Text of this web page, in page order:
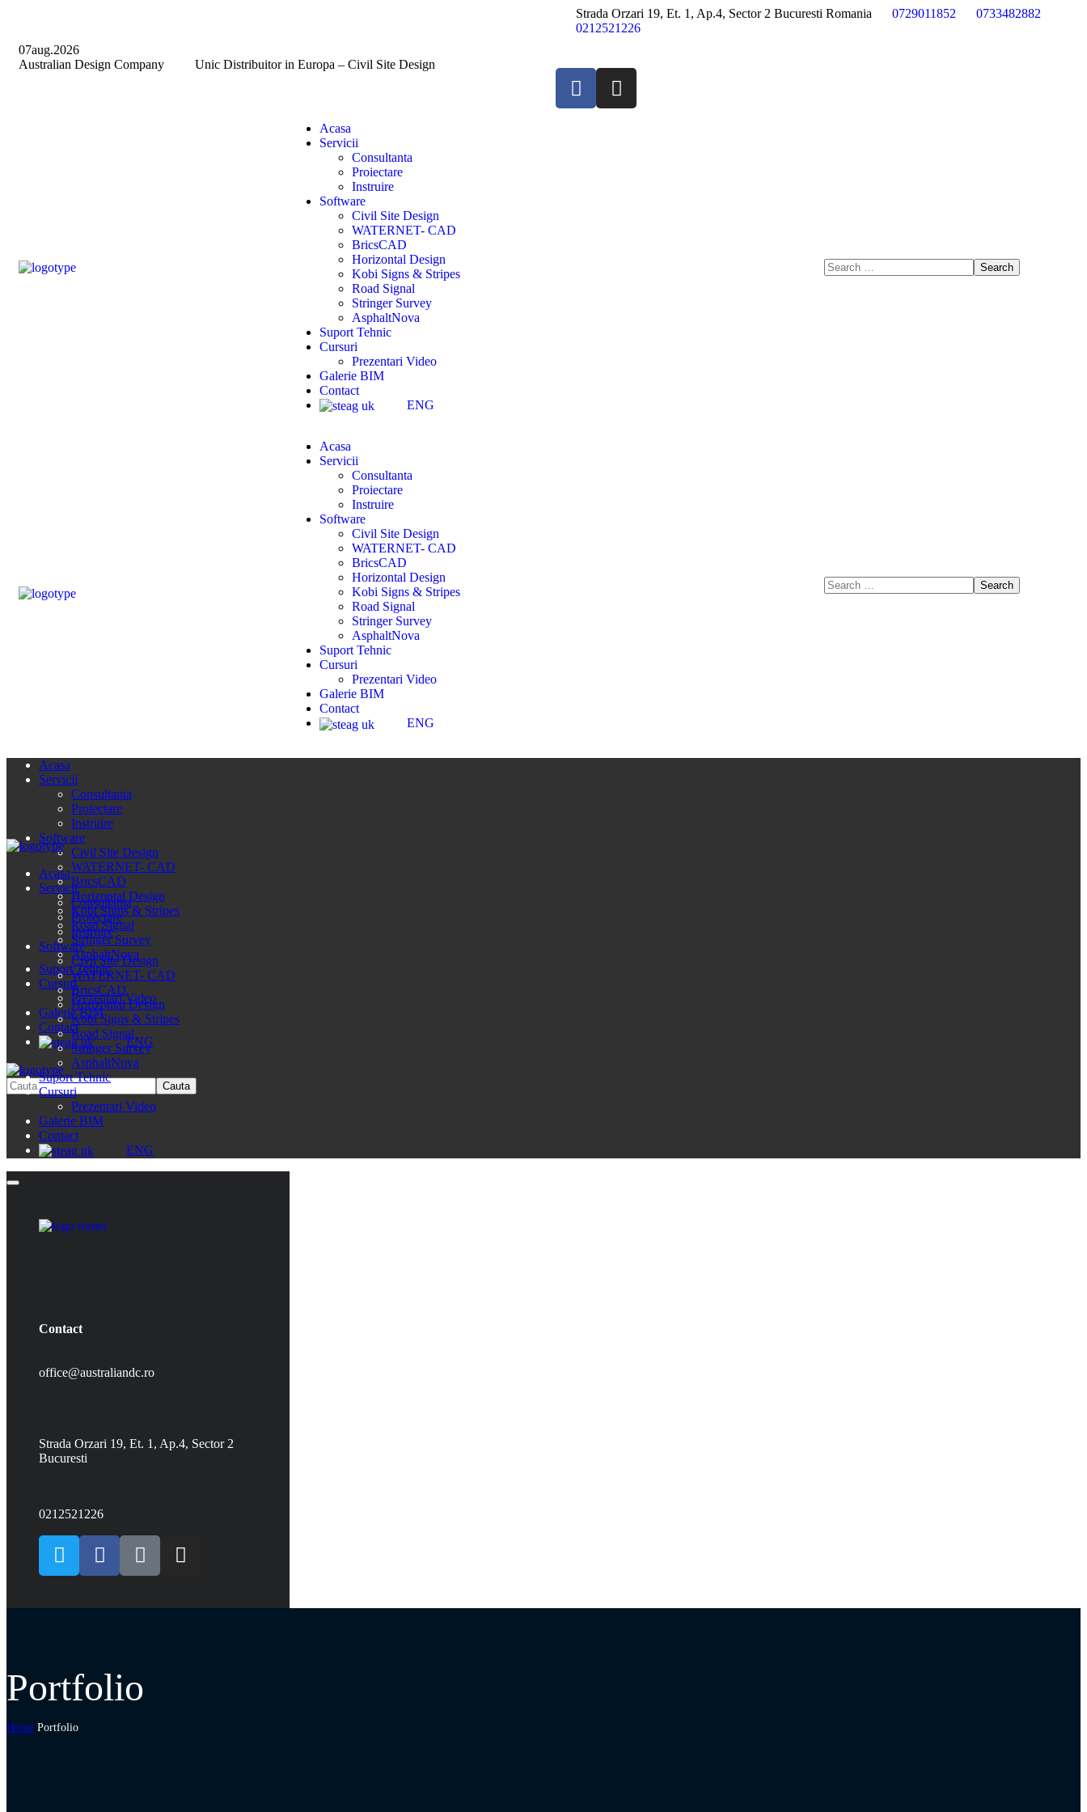
07aug.2026
Australian Design Company
Unic Distribuitor in Europa – Civil Site Design
Strada Orzari 19, Et. 1, Ap.4, Sector 2 Bucuresti Romania 0729011852
0733482882
0212521226
Acasa
Servicii
Consultanta
Proiectare
Instruire
Software
Civil Site Design
WATERNET- CAD
BricsCAD
Horizontal Design
Kobi Signs & Stripes
Road Signal
Stringer Survey
AsphaltNova
Suport Tehnic
Cursuri
Prezentari Video
Galerie BIM
Contact
ENG
Acasa
Servicii
Consultanta
Proiectare
Instruire
Software
Civil Site Design
WATERNET- CAD
BricsCAD
Horizontal Design
Kobi Signs & Stripes
Road Signal
Stringer Survey
AsphaltNova
Suport Tehnic
Cursuri
Prezentari Video
Galerie BIM
Contact
ENG
Acasa
Servicii
Consultanta
Proiectare
Instruire
Software
Civil Site Design
WATERNET- CAD
BricsCAD
Horizontal Design
Kobi Signs & Stripes
Road Signal
Stringer Survey
AsphaltNova
Suport Tehnic
Cursuri
Prezentari Video
Galerie BIM
Contact
ENG
Acasa
Servicii
Consultanta
Proiectare
Instruire
Software
Civil Site Design
WATERNET- CAD
BricsCAD
Horizontal Design
Kobi Signs & Stripes
Road Signal
Stringer Survey
AsphaltNova
Suport Tehnic
Cursuri
Prezentari Video
Galerie BIM
Contact
ENG
Contact
office@australiandc.ro
Strada Orzari 19, Et. 1, Ap.4, Sector 2
Bucuresti
0212521226
Portfolio
Home Portfolio